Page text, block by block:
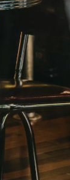
Book en demo